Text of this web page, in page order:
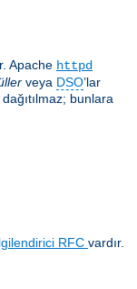
Apache httpd
veya DSO’lar
bunlara
RFC vardır.